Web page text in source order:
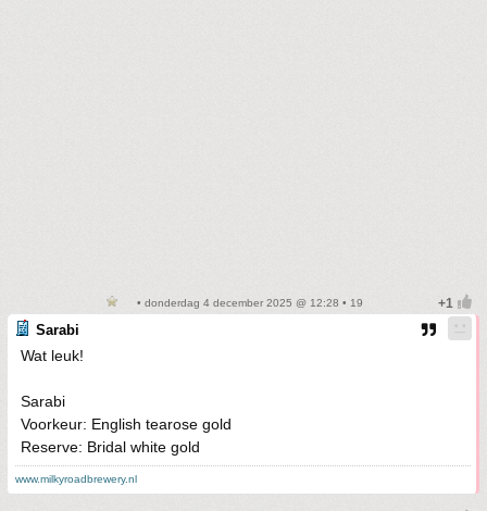
• donderdag 4 december 2025 @ 12:28 • 19
Sarabi
Wat leuk!
Sarabi
Voorkeur: English tearose gold
Reserve: Bridal white gold
www.milkyroadbrewery.nl